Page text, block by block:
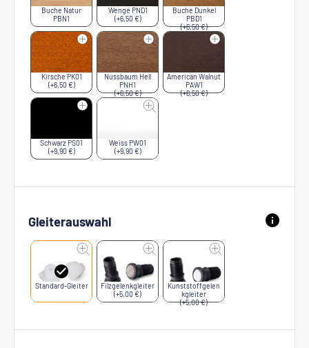
Buche Natur
PBN1
Wenge PND1
(+6,50 €)
Buche Dunkel
PBD1
(+6,50 €)
Kirsche PK01
(+6,50 €)
Nussbaum Hell
PNH1
(+6,50 €)
American Walnut
PAW1
(+6,50 €)
Schwarz PS01
(+9,90 €)
Weiss PW01
(+9,90 €)
Gleiterauswahl
Standard-Gleiter
Filzgelenkgleiter
(+5,00 €)
Kunststoffgelen
kgleiter
(+5,00 €)